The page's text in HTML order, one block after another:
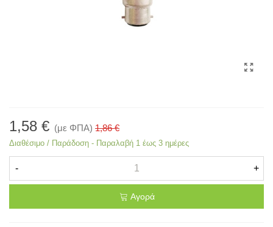
1,58 € (με ΦΠΑ) 1,86 €
Διαθέσιμο / Παράδοση - Παραλαβή 1 έως 3 ημέρες
- +
Αγορά